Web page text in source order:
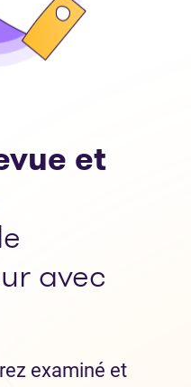
et
avec
examiné et